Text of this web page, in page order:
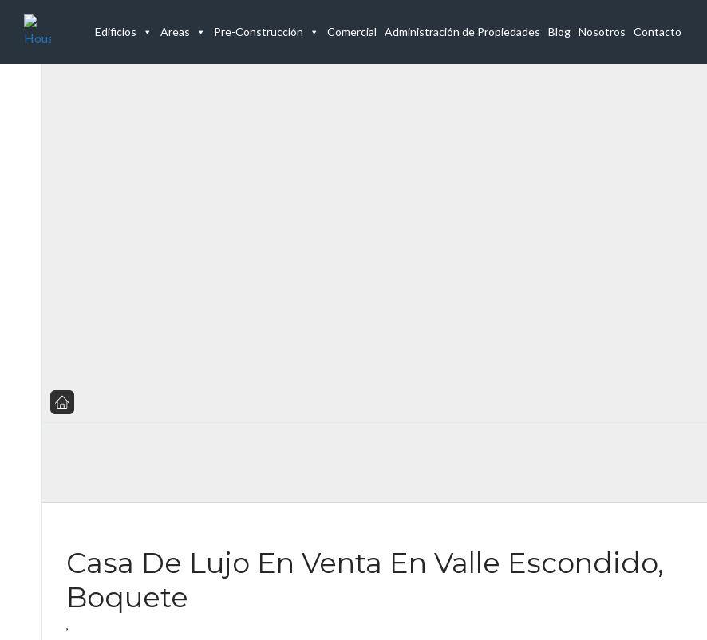
Edificios Areas Pre-Construcción Comercial Administración de Propiedades Blog Nosotros Contacto
Listado de Propiedades
Casa De Lujo En Venta En Valle Escondido,
Boquete
,